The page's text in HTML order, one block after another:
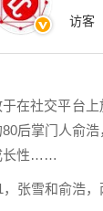
访客
于在社交平台
80后掌门人俞浩
长性……
，张雪和俞浩